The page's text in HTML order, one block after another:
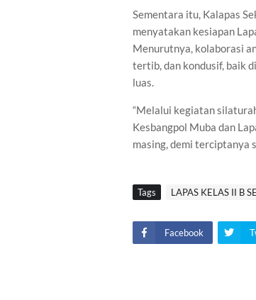
Sementara itu, Kalapas
menyatakan kesiapan
Menurutnya, kolaborasi
tertib, dan kondusif, baik
luas.
“Melalui kegiatan
Kesbangpol Muba dan
masing, demi terciptanya
Tags LAPAS KELAS II B
Facebook